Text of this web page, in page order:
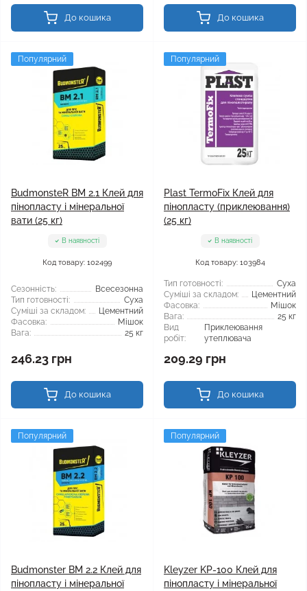
До кошика До кошика
Популярний
BudmonsteR BM 2.1 Клей для
пінопласту і мінеральної
вати (25 кг)
В наявності
Код товару: 102499
Сезонність:
Всесезонна
Тип готовності:
Суха
Суміші за складом:
Цементний
Фасовка:
Мішок
Вага:
25 кг
246.23 грн
До кошика
Популярний
Plast TermoFix Клей для
пінопласту (приклеювання)
(25 кг)
В наявності
Код товару: 103984
Тип готовності:
Суха
Суміші за складом:
Цементний
Фасовка:
Мішок
Вага:
25 кг
Вид
робіт:
Приклеювання
утеплювача
209.29 грн
До кошика
Популярний
Budmonster BM 2.2 Клей для
пінопласту і мінеральної
Популярний
Kleyzer KP-100 Клей для
пінопласту і мінеральної